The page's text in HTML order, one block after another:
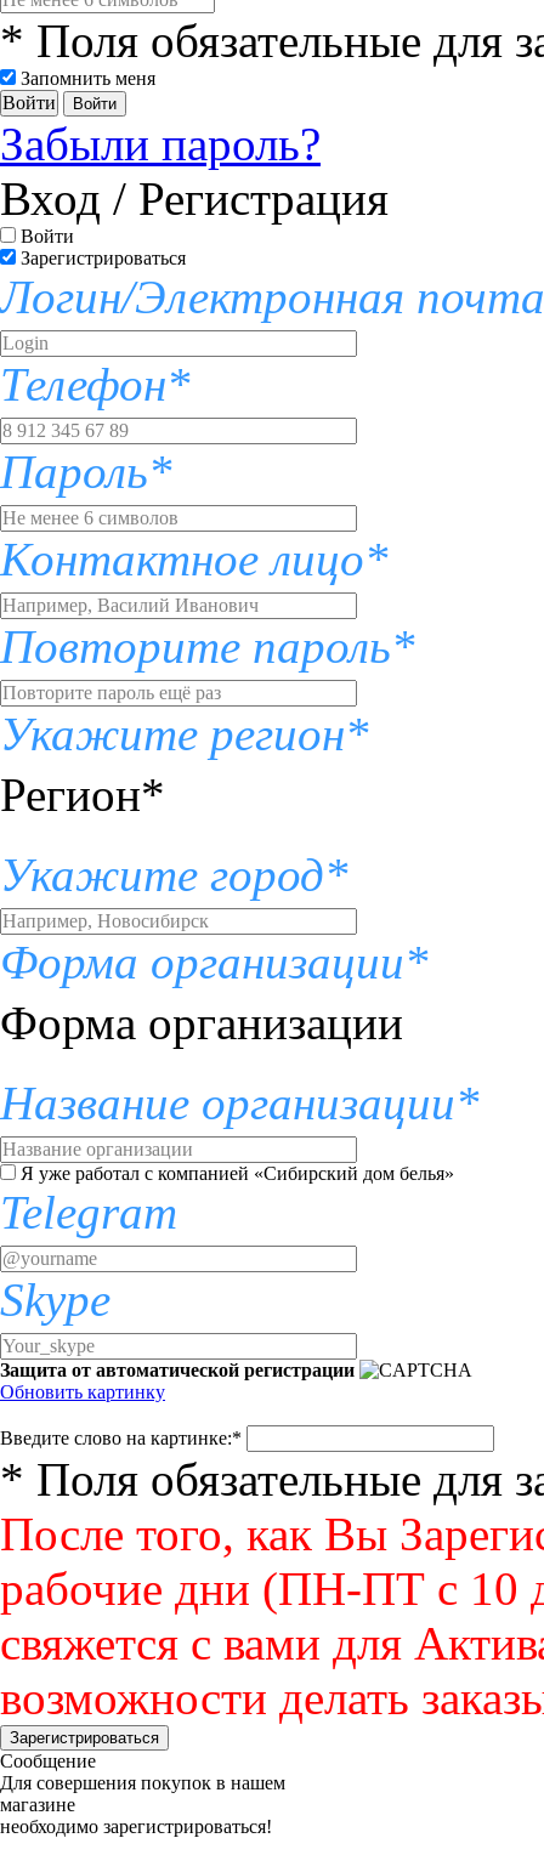
* Поля обязательные для
Запомнить меня
Войти
Забыли пароль?
Вход / Регистрация
Войти
Зарегистрироваться
Логин/Электронная
Телефон*
Пароль*
Контактное лицо*
Повторите пароль*
Укажите регион*
Регион*
Укажите город*
Форма организации*
Форма организации
Название организации*
Я уже работал с компанией «Сибирский дом белья»
Telegram
Skype
Защита от автоматической регистрации
Обновить картинку
Введите слово на картинке:*
* Поля обязательные для
После того, как Вы
рабочие дни (ПН-ПТ с 10
свяжется с вами для
возможности делать
Зарегистрироваться
Сообщение
Для совершения покупок в нашем
магазине
необходимо зарегистрироваться!